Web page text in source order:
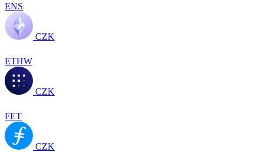
ENS
CZK
ETHW
CZK
FET
CZK